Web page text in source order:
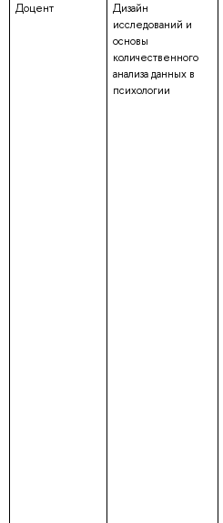
Доцент
Дизайн
исследований и
основы
количественного
анализа данных в
психологии